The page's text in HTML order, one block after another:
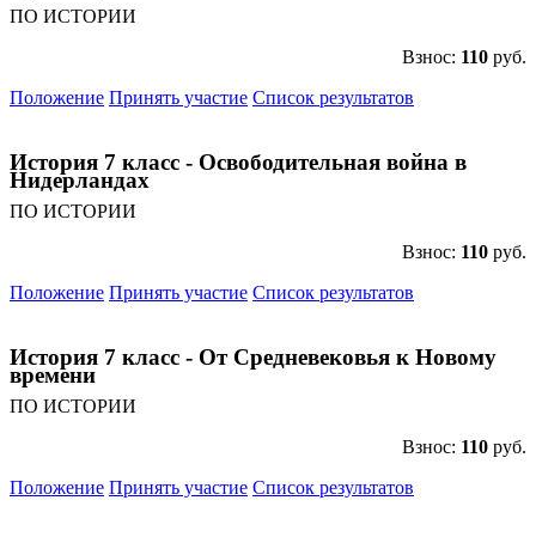
ПО ИСТОРИИ
Взнос: 110 руб.
Положение Принять участие Список результатов
История 7 класс - Освободительная война в
Нидерландах
ПО ИСТОРИИ
Взнос: 110 руб.
Положение Принять участие Список результатов
История 7 класс - От Средневековья к Новому
времени
ПО ИСТОРИИ
Взнос: 110 руб.
Положение Принять участие Список результатов